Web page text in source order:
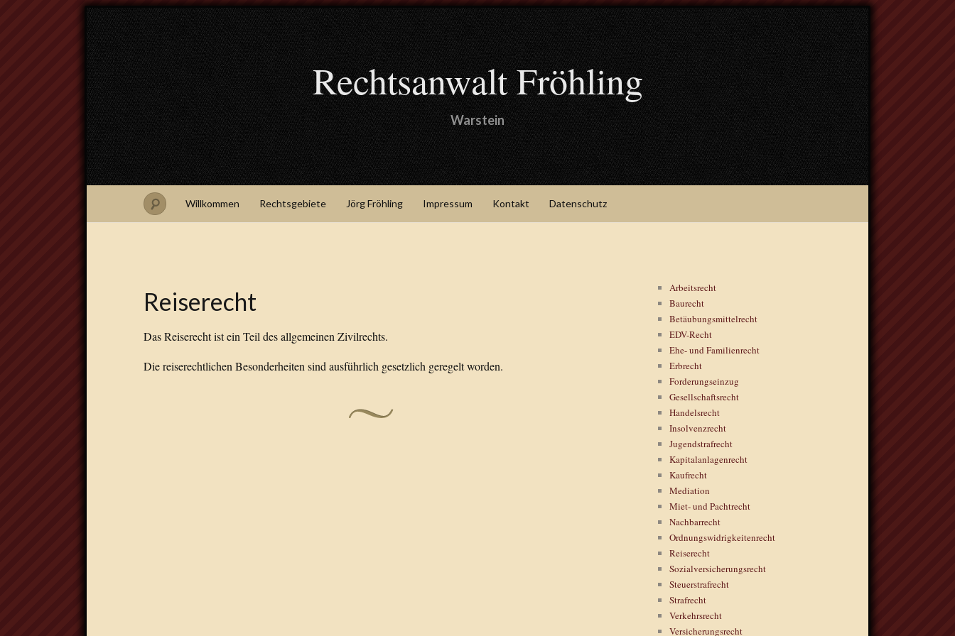
Rechtsanwalt Fröhling
Warstein
Willkommen Rechtsgebiete Jörg Fröhling Impressum Kontakt Datenschutz
Reiserecht
Das Reiserecht ist ein Teil des allgemeinen Zivilrechts.
Die reiserechtlichen Besonderheiten sind ausführlich gesetzlich geregelt worden.
Arbeitsrecht
Baurecht
Betäubungsmittelrecht
EDV-Recht
Ehe- und Familienrecht
Erbrecht
Forderungseinzug
Gesellschaftsrecht
Handelsrecht
Insolvenzrecht
Jugendstrafrecht
Kapitalanlagenrecht
Kaufrecht
Mediation
Miet- und Pachtrecht
Nachbarrecht
Ordnungswidrigkeitenrecht
Reiserecht
Sozialversicherungsrecht
Steuerstrafrecht
Strafrecht
Verkehrsrecht
Versicherungsrecht